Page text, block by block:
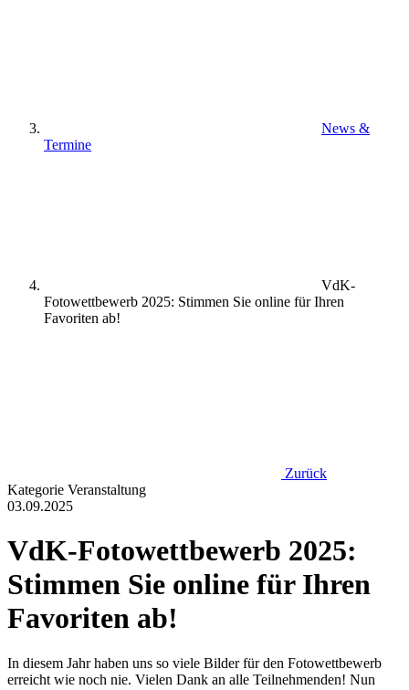
News &
Termine
VdK-
Fotowettbewerb 2025: Stimmen Sie online für Ihren
Favoriten ab!
Zurück
Kategorie Veranstaltung
03.09.2025
VdK-Fotowettbewerb 2025:
Stimmen Sie online für Ihren
Favoriten ab!
In diesem Jahr haben uns so viele Bilder für den Fotowettbewerb
erreicht wie noch nie. Vielen Dank an alle Teilnehmenden! Nun